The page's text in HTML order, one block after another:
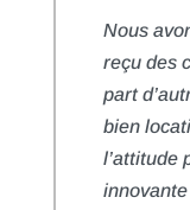
Nous
reçu des
part
bien
l’attitude